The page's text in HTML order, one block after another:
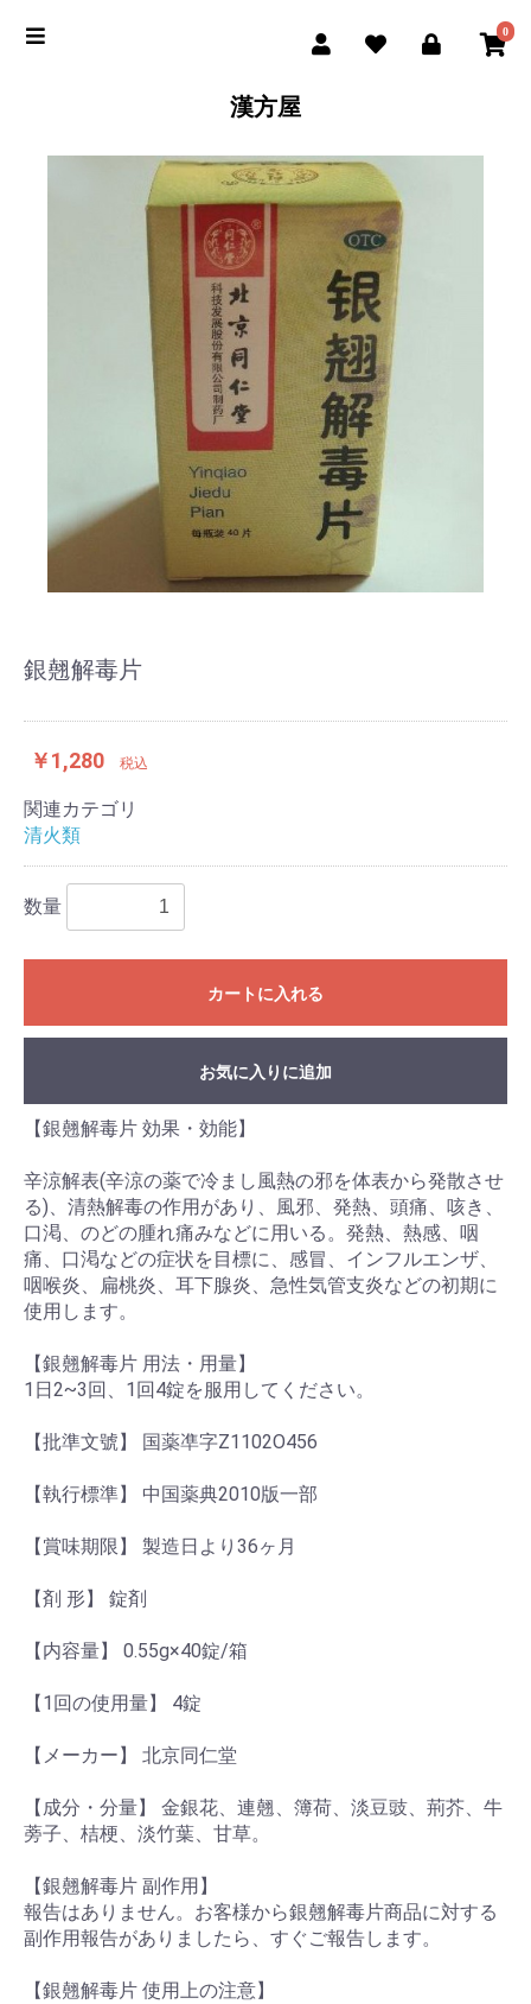
0
漢方屋
銀翹解毒片
￥1,280 税込
関連カテゴリ
清火類
数量
カートに入れる
お気に入りに追加
【銀翹解毒片 効果・効能】
辛涼解表(辛涼の薬で冷まし風熱の邪を体表から発散させ
る)、清熱解毒の作用があり、風邪、発熱、頭痛、咳き、
口渇、のどの腫れ痛みなどに用いる。発熱、熱感、咽
痛、口渇などの症状を目標に、感冒、インフルエンザ、
咽喉炎、扁桃炎、耳下腺炎、急性気管支炎などの初期に
使用します。
【銀翹解毒片 用法・用量】
1日2~3回、1回4錠を服用してください。
【批準文號】 国薬凖字Z1102O456
【執行標準】 中国薬典2010版一部
【賞味期限】 製造日より36ヶ月
【剤 形】 錠剤
【内容量】 0.55g×40錠/箱
【1回の使用量】 4錠
【メーカー】 北京同仁堂
【成分・分量】 金銀花、連翹、簿荷、淡豆豉、荊芥、牛
蒡子、桔梗、淡竹葉、甘草。
【銀翹解毒片 副作用】
報告はありません。お客様から銀翹解毒片商品に対する
副作用報告がありましたら、すぐご報告します。
【銀翹解毒片 使用上の注意】